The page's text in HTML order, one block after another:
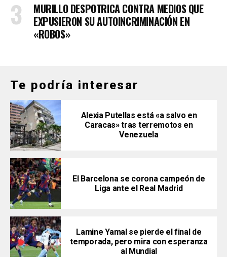
MURILLO DESPOTRICA CONTRA MEDIOS QUE
EXPUSIERON SU AUTOINCRIMINACIÓN EN
«ROBOS»
Te podría interesar
Alexia Putellas está «a salvo en
Caracas» tras terremotos en
Venezuela
El Barcelona se corona campeón de
Liga ante el Real Madrid
Lamine Yamal se pierde el final de
temporada, pero mira con esperanza
al Mundial